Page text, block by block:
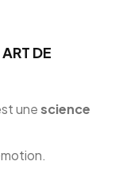
DE
unescience